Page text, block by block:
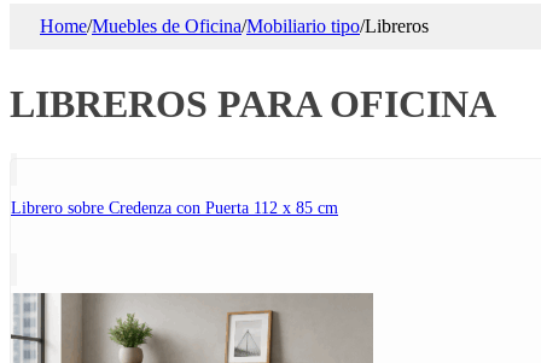
Home/Muebles de Oficina/Mobiliario tipo/Libreros
LIBREROS PARA OFICINA
Librero sobre Credenza con Puerta 112 x 85 cm